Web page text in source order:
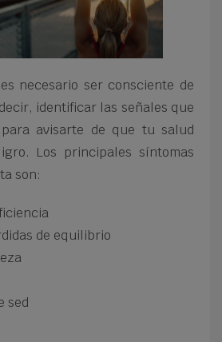
necesario ser consciente de
identificar las señales que
avisarte de que tu salud
Los principales síntomas
son:
de equilibrio
sed